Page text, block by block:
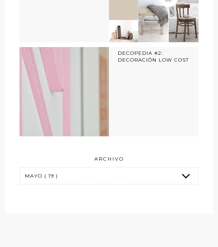
DECOPEDIA #2:
DECORACIÓN LOW COST
ARCHIVO